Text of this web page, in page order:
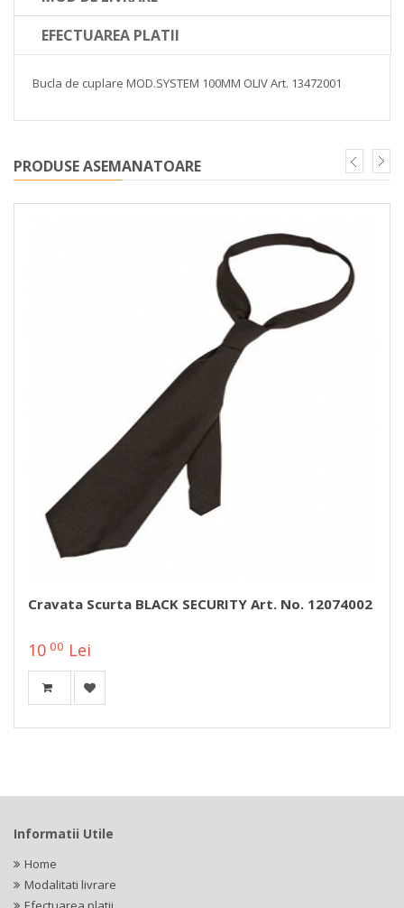
EFECTUAREA PLATII
Bucla de cuplare MOD.SYSTEM 100MM OLIV Art. 13472001
PRODUSE ASEMANATOARE
Cravata Scurta BLACK SECURITY Art. No. 12074002
10 00 Lei
Informatii Utile
Home
Modalitati livrare